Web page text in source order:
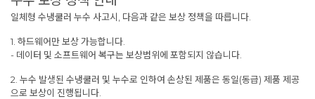
일체형 수냉쿨러 누수 사고시, 다음과 같은 보상 정책을 따릅니다.
1. 하드웨어만 보상 가능합니다.
- 데이터 및 소프트웨어 복구는 보상범위에 포함되지 않습니다.
2. 누수 발생된 수냉쿨러 및 누수로 인하여 손상된 제품은 동일(동급) 제품 제공
으로 보상이 진행됩니다.